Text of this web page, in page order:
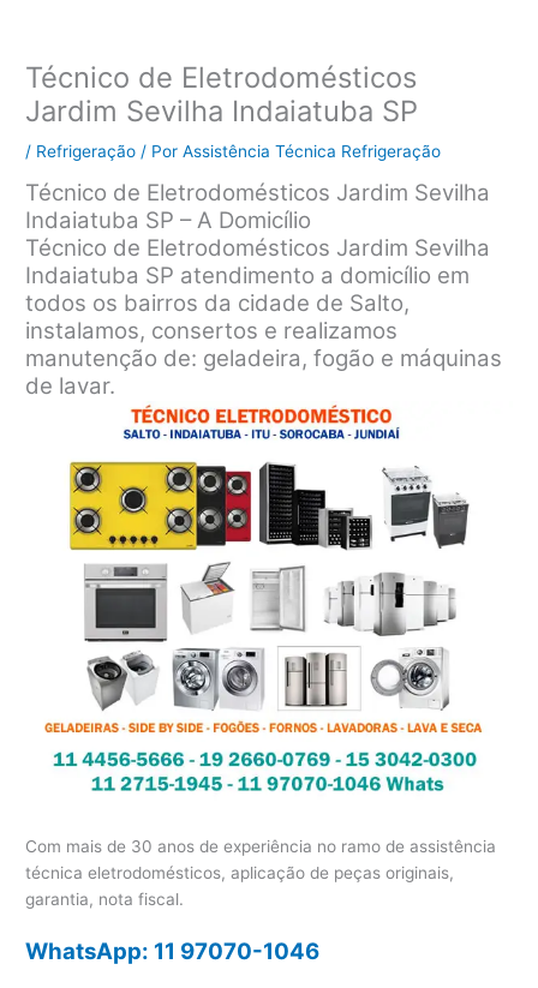
Técnico de Eletrodomésticos
Jardim Sevilha Indaiatuba SP
/ Refrigeração / PorAssistência Técnica Refrigeração
Técnico de Eletrodomésticos Jardim Sevilha
Indaiatuba SP – A Domicílio
Técnico de Eletrodomésticos Jardim Sevilha
Indaiatuba SP atendimento a domicílio em
todos os bairros da cidade de Salto,
instalamos, consertos e realizamos
manutenção de: geladeira, fogão e máquinas
de lavar.
Com mais de 30 anos de experiência no ramo de assistência
técnica eletrodomésticos, aplicação de peças originais,
garantia, nota fiscal.
WhatsApp: 11 97070-1046